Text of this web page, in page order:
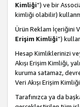
Kimliği”) ve bir
kimliği olabilir)
Ürün Reklam İçeriğini
Erişim Kimliği”)
Hesap Kimliklerinizi
Akışı Erişim Kimliği,
kuruma satamaz,
Veri Akışı Erişim
Tarafınızca ya da